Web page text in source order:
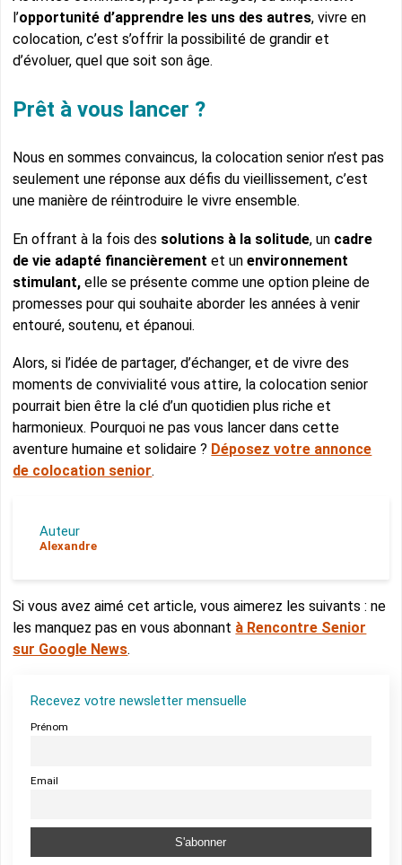
l’opportunité d’apprendre les uns des autres, vivre en
colocation, c’est s’offrir la possibilité de grandir et
d’évoluer, quel que soit son âge.
Prêt à vous lancer ?
Nous en sommes convaincus, la colocation senior n’est pas
seulement une réponse aux défis du vieillissement, c’est
une manière de réintroduire le vivre ensemble.
En offrant à la fois des solutions à la solitude, un cadre
de vie adapté financièrement et unenvironnement
stimulant, elle se présente comme une option pleine de
promesses pour qui souhaite aborder les années à venir
entouré, soutenu, et épanoui.
Alors, si l’idée de partager, d’échanger, et de vivre des
moments de convivialité vous attire, la colocation senior
pourrait bien être la clé d’un quotidien plus riche et
harmonieux. Pourquoi ne pas vous lancer dans cette
aventure humaine et solidaire ? Déposez votre annonce
de colocation senior.
Auteur
Alexandre
Si vous avez aimé cet article, vous aimerez les suivants : ne
les manquez pas en vous abonnant à Rencontre Senior
sur Google News.
Recevez votre newsletter mensuelle
Prénom
Email